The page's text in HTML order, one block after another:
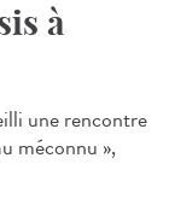
à
une rencontre
méconnu »,